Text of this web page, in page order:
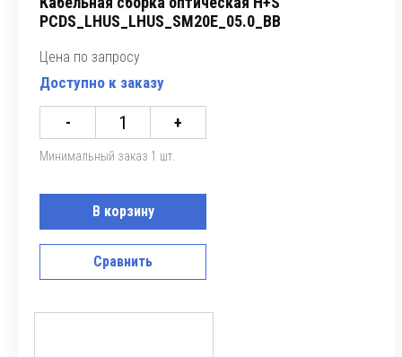
PCDS_LHUS_LHUS_SM20E_05.0_BB
Цена по запросу
Доступно к заказу
- +
Минимальный заказ 1 шт.
В корзину
Сравнить